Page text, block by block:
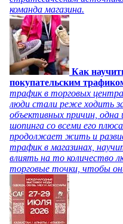
команда магазина.
Как
покупательским
трафик в торговых
люди стали реже ходить
объективных причин, одна
шопинга со всеми его
продолжает жить и
трафик в магазинах,
влиять на то количество
торговые точки, чтобы